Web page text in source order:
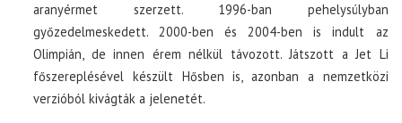
aranyérmet szerzett. 1996-ban pehelysúlyban
győzedelmeskedett. 2000-ben és 2004-ben is indult az
Olimpián, de innen érem nélkül távozott. Játszott a Jet Li
főszereplésével készült Hősben is, azonban a nemzetközi
verzióból kivágták a jelenetét.